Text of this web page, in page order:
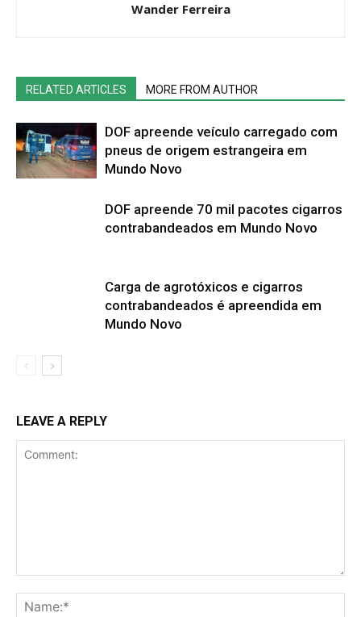
Wander Ferreira
RELATED ARTICLES MORE FROM AUTHOR
DOF apreende veículo carregado com
pneus de origem estrangeira em
Mundo Novo
DOF apreende 70 mil pacotes cigarros
contrabandeados em Mundo Novo
Carga de agrotóxicos e cigarros
contrabandeados é apreendida em
Mundo Novo
LEAVE A REPLY